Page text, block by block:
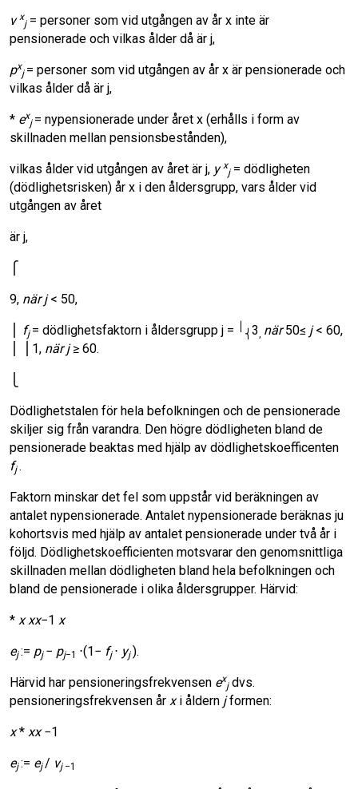
vx
j= personer som vid utgången av år x inte är
pensionerade och vilkas ålder då är j,
px
j = personer som vid utgången av år x är pensionerade och
vilkas ålder då är j,
* ex
j = nypensionerade under året x (erhålls i form av
skillnaden mellan pensionsbestånden),
vilkas ålder vid utgången av året är j, yx
j= dödligheten
(dödlighetsrisken) år x i den åldersgrupp, vars ålder vid
utgången av året
är j,
⎧
9, när j< 50,
fj = dödlighetsfaktorn i åldersgrupp j = ⎨ 3, när50≤ j< 60,
⎪ ⎪1, när j≥ 60.
Dödlighetstalen för hela befolkningen och de pensionerade
skiljer sig från varandra. Den högre dödligheten bland de
pensionerade beaktas med hjälp av dödlighetskoefficenten
fj.
Faktorn minskar det fel som uppstår vid beräkningen av
antalet nypensionerade. Antalet nypensionerade beräknas ju
kohortsvis med hjälp av antalet pensionerade under två år i
följd. Dödlighetskoefficienten motsvarar den genomsnittliga
skillnaden mellan dödligheten bland hela befolkningen och
bland de pensionerade i olika åldersgrupper. Härvid:
* x xx−1 x
ej:= pj − pj−1 ⋅(1− fj ⋅ yj).
Härvid har pensioneringsfrekvensen ex
jdvs.
pensioneringsfrekvensen år xi åldern jformen:
x* xx−1
ej:= ej/ vj −1